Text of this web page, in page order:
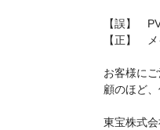
【誤】
【正】
お客様に
顧のほど
東宝株式